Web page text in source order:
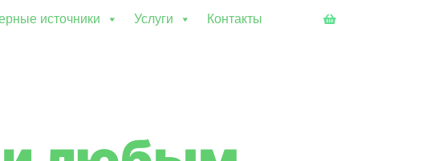
источники Услуги Контакты